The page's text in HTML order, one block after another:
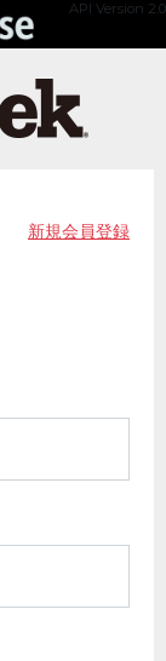
API Version 2.0
新規会員登録